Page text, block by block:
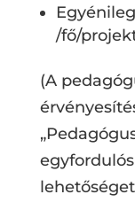
/fő/
(A